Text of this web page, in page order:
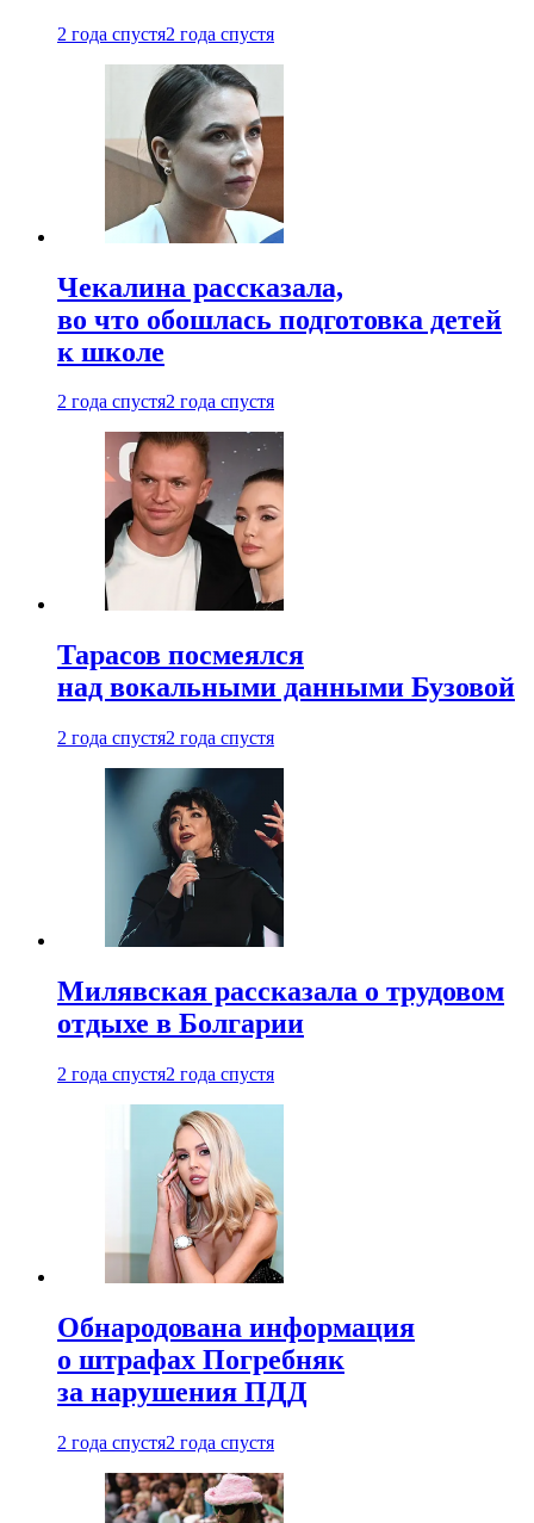
2 года спустя2 года спустя
Чекалина рассказала,
во что обошлась подготовка детей
к школе
2 года спустя2 года спустя
Тарасов посмеялся
над вокальными данными Бузовой
2 года спустя2 года спустя
Милявская рассказала о трудовом
отдыхе в Болгарии
2 года спустя2 года спустя
Обнародована информация
о штрафах Погребняк
за нарушения ПДД
2 года спустя2 года спустя